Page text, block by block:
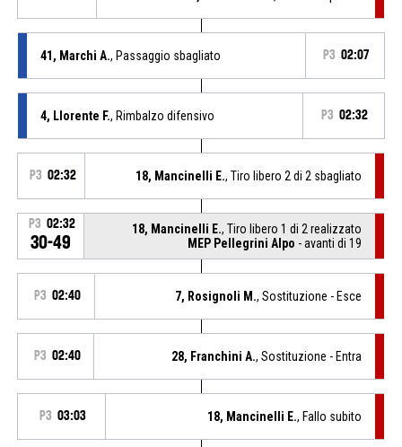
41, Marchi A., Passaggio sbagliato P3 02:07
4, Llorente F., Rimbalzo difensivo P3 02:32
P3 02:32 18, Mancinelli E., Tiro libero 2 di 2 sbagliato
P3 02:32
30-49
18, Mancinelli E., Tiro libero 1 di 2 realizzato
MEP Pellegrini Alpo - avanti di 19
P3 02:40 7, Rosignoli M., Sostituzione - Esce
P3 02:40 28, Franchini A., Sostituzione - Entra
P3 03:03 18, Mancinelli E., Fallo subito